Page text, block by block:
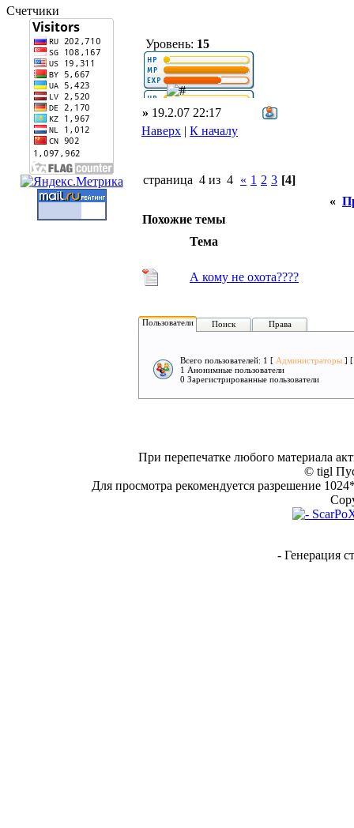
Счетчики
Уровень: 15
» 19.2.07 22:17
Наверх | К началу
страница 4 из 4 « 1 2 3 [4]
«
Похожие темы
Тема
А кому не охота????
Пользователи Поиск Права
Всего пользователей: 1 [ Администраторы ]
1 Анонимные пользователи
0 Зарегистрированные пользователи
При перепечатке любого материала
© tigl
Для просмотра рекомендуется разрешение
- Генерация